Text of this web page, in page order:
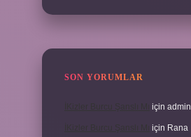
SON YORUMLAR
için admin
için Rana